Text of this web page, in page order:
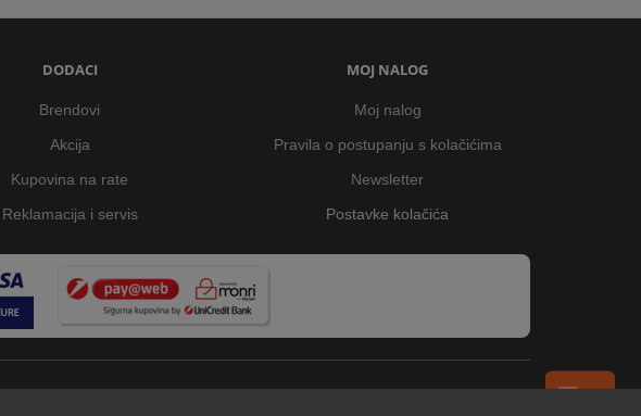
DODACI
Brendovi
Akcija
Kupovina na rate
Reklamacija i servis
MOJ NALOG
Moj nalog
Pravila o postupanju s kolačićima
Newsletter
Postavke kolačića